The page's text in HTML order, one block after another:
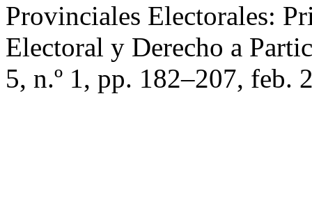
Provinciales Electorales:
Electoral y Derecho a
5, n.º 1, pp. 182–207, feb.